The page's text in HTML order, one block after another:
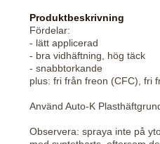
Produktbeskrivning
Fördelar:
- lätt applicerad
- bra vidhäftning, hög täck
- snabbtorkande
plus: fri från freon (CFC), fri
Använd Auto-K
Observera: spraya inte på